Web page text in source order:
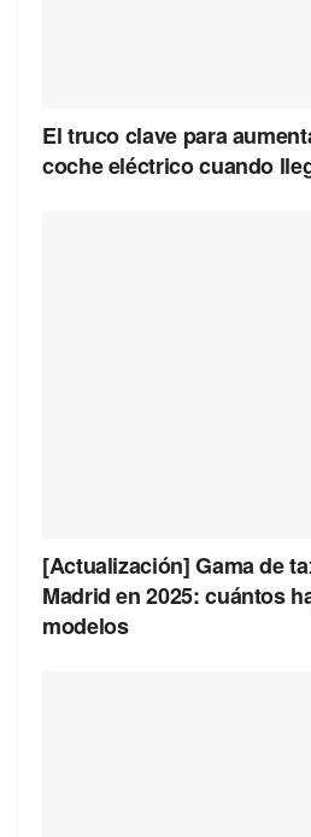
El truco clave para
coche eléctrico cuando
[Actualización] Gama de
Madrid en 2025: cuántos
modelos